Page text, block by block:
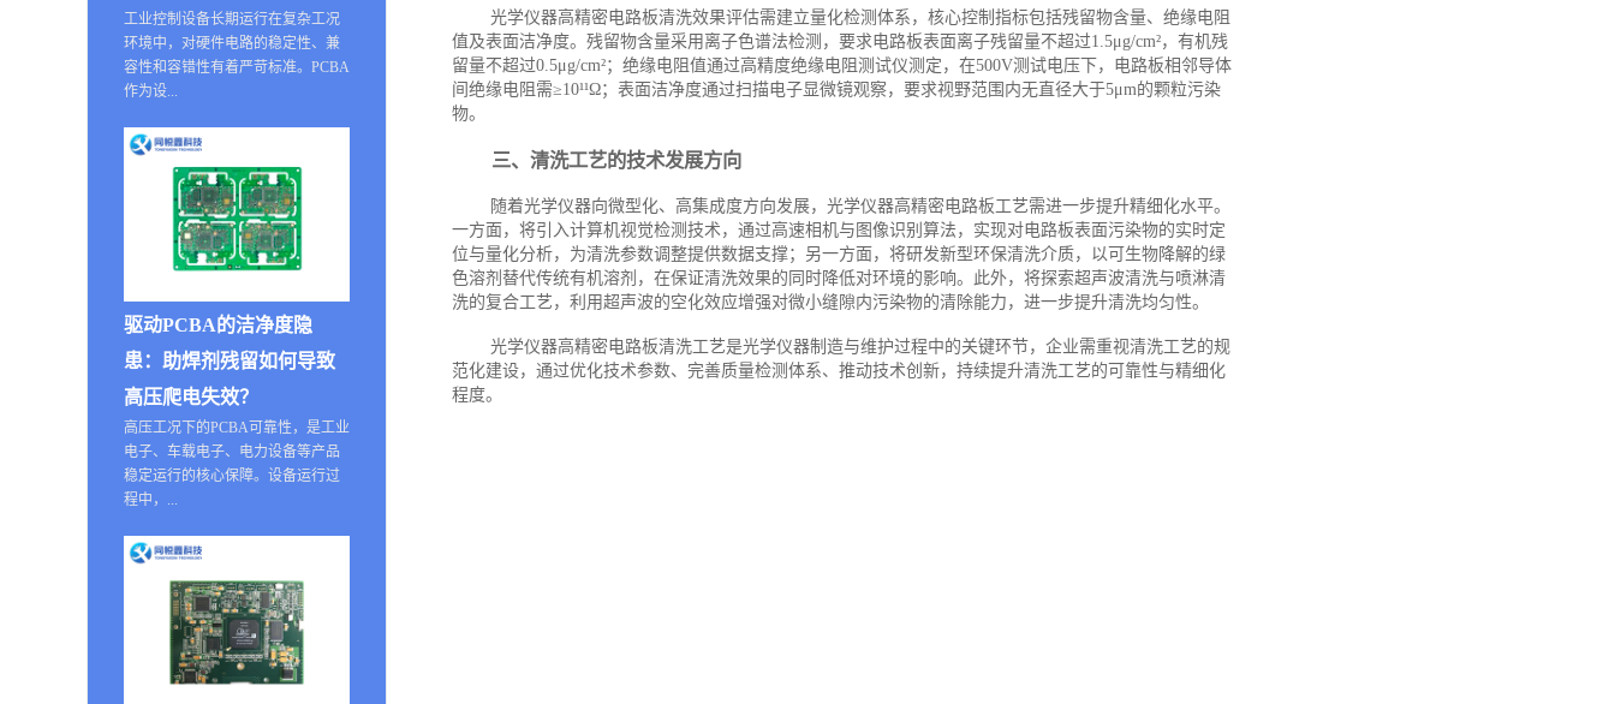
工业控制设备长期运行在复杂工况
环境中，对硬件电路的稳定性、兼
容性和容错性有着严苛标准。PCBA
作为设...
驱动PCBA的洁净度隐
患：助焊剂残留如何导致
高压爬电失效？
高压工况下的PCBA可靠性，是工业
电子、车载电子、电力设备等产品
稳定运行的核心保障。设备运行过
程中，...
光学仪器高精密电路板清洗效果评估需建立量化检测体系，核心控制指标包括残留物含量、绝缘电阻
值及表面洁净度。残留物含量采用离子色谱法检测，要求电路板表面离子残留量不超过1.5μg/cm²，有机残
留量不超过0.5μg/cm²；绝缘电阻值通过高精度绝缘电阻测试仪测定，在500V测试电压下，电路板相邻导体
间绝缘电阻需≥10¹¹Ω；表面洁净度通过扫描电子显微镜观察，要求视野范围内无直径大于5μm的颗粒污染
物。
三、清洗工艺的技术发展方向
随着光学仪器向微型化、高集成度方向发展，光学仪器高精密电路板工艺需进一步提升精细化水平。
一方面，将引入计算机视觉检测技术，通过高速相机与图像识别算法，实现对电路板表面污染物的实时定
位与量化分析，为清洗参数调整提供数据支撑；另一方面，将研发新型环保清洗介质，以可生物降解的绿
色溶剂替代传统有机溶剂，在保证清洗效果的同时降低对环境的影响。此外，将探索超声波清洗与喷淋清
洗的复合工艺，利用超声波的空化效应增强对微小缝隙内污染物的清除能力，进一步提升清洗均匀性。
光学仪器高精密电路板清洗工艺是光学仪器制造与维护过程中的关键环节，企业需重视清洗工艺的规
范化建设，通过优化技术参数、完善质量检测体系、推动技术创新，持续提升清洗工艺的可靠性与精细化
程度。